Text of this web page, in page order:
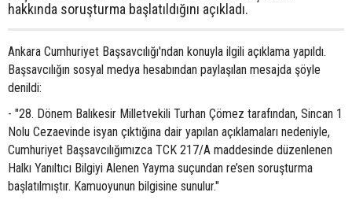
hakkında soruşturma başlatıldığını açıkladı.
Ankara Cumhuriyet Başsavcılığı'ndan konuyla ilgili açıklama yapıldı.
Başsavcılığın sosyal medya hesabından paylaşılan mesajda şöyle
denildi:
- "28. Dönem Balıkesir Milletvekili Turhan Çömez tarafından, Sincan 1
Nolu Cezaevinde isyan çıktığına dair yapılan açıklamaları nedeniyle,
Cumhuriyet Başsavcılığımızca TCK 217/A maddesinde düzenlenen
Halkı Yanıltıcı Bilgiyi Alenen Yayma suçundan re’sen soruşturma
başlatılmıştır. Kamuoyunun bilgisine sunulur."